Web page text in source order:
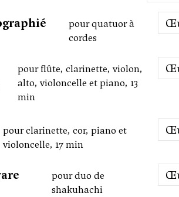
pour quatuor à
cordes
pour flûte, clarinette, violon,
alto, violoncelle et piano, 13
min
pour clarinette, cor, piano et
violoncelle, 17 min
pour duo de
shakuhachi